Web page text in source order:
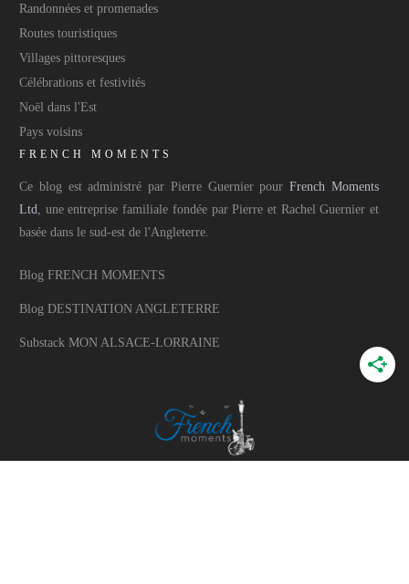
Randonnées et promenades
Routes touristiques
Villages pittoresques
Célébrations et festivités
Noël dans l'Est
Pays voisins
FRENCH MOMENTS
Ce blog est administré par Pierre Guernier pourFrench Moments
Ltd, une entreprise familiale fondée par Pierre et Rachel Guernier et
basée dans le sud-est de l'Angleterre.
Blog FRENCH MOMENTS
Blog DESTINATION ANGLETERRE
Substack MON ALSACE-LORRAINE